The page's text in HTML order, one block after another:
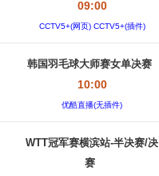
09:00
CCTV5+(网页) CCTV5+(插件)
韩国羽毛球大师赛女单决赛
10:00
优酷直播(无插件)
WTT冠军赛横滨站-半决赛/决
赛